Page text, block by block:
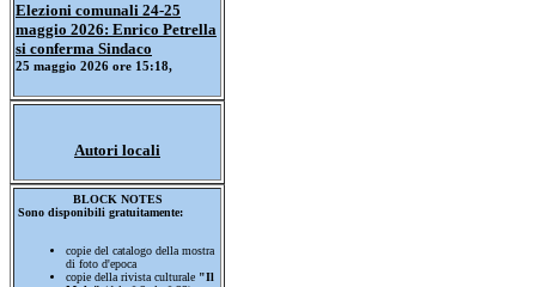
Elezioni comunali 24-25
maggio 2026: Enrico Petrella
si conferma Sindaco
25 maggio 2026 ore 15:18,
Autori locali
BLOCK NOTES
Sono disponibili gratuitamente:
copie del catalogo della mostra
di foto d'epoca
copie della rivista culturale "Il